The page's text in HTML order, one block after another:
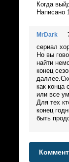
Когда
Написано
MrDark
сериал
Но вы
найти
конец
как конца
или все
Для тех
конец
быть